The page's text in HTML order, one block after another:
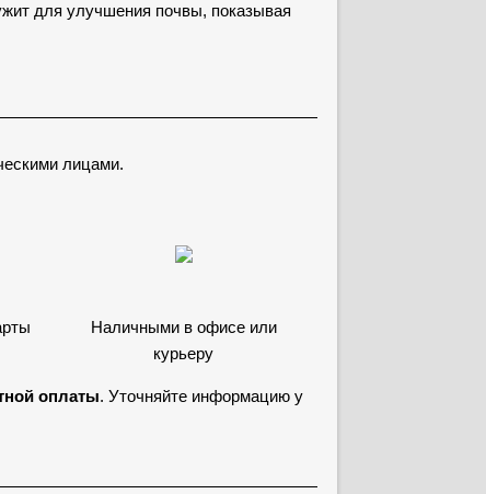
для улучшения почвы, показывая
лицами.
Наличными в офисе или
курьеру
оплаты. Уточняйте информацию у